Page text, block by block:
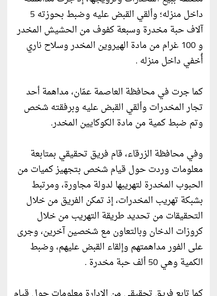
داخل منزله؛ وألقي القبض عليه وضبط بحوزته 5
آلاف حبة مخدرة وسبعة كفوف من الحشيش المخدر
و 100 غرام من مادة الهيروين المخدر وسلاح ناري
أُخفي داخل منزله .
كما جرت في محافظة العاصمة عمّان، مداهمة أحد
تجار المخدرات وألقي القبض عليه وبرفقته شخص
وتم ضبط كمية من مادة الكوكايين المخدر.
وفي محافظة الزرقاء، قام فريق تحقيقي بمتابعة
معلومات وردت حول قيام شخص بتجهيز كميات من
الحبوب المخدرة لتهريبها لدولة مجاورة، ومرتبط
بشبكة تهريب المخدرات، إذ تمكن الفريق من خلال
التحقيقات من تحديد طريقة التهريب من خلال
كروزات الدخان وبالتعاون مع شخصين آخرين، وجرى
على الفور مداهمتهم وإلقاء القبض عليهم، وضبط
الكمية وهي 50 ألف حبة مخدرة .